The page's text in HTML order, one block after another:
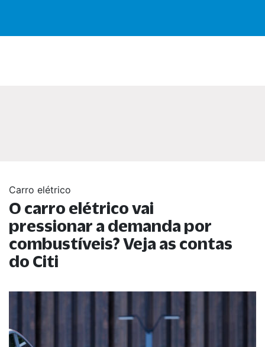
Carro elétrico
O carro elétrico vai
pressionar a demanda por
combustíveis? Veja as contas
do Citi